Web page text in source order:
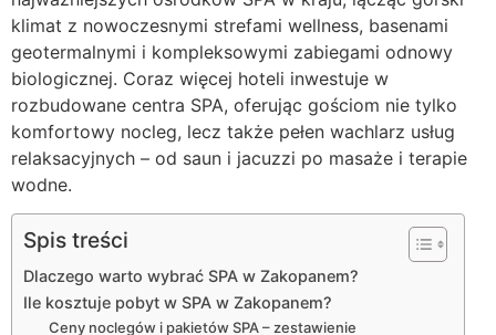
klimat z nowoczesnymi strefami wellness, basenami
geotermalnymi i kompleksowymi zabiegami odnowy
biologicznej. Coraz więcej hoteli inwestuje w
rozbudowane centra SPA, oferując gościom nie tylko
komfortowy nocleg, lecz także pełen wachlarz usług
relaksacyjnych – od saun i jacuzzi po masaże i terapie
wodne.
Spis treści
Dlaczego warto wybrać SPA w Zakopanem?
Ile kosztuje pobyt w SPA w Zakopanem?
Ceny noclegów i pakietów SPA – zestawienie